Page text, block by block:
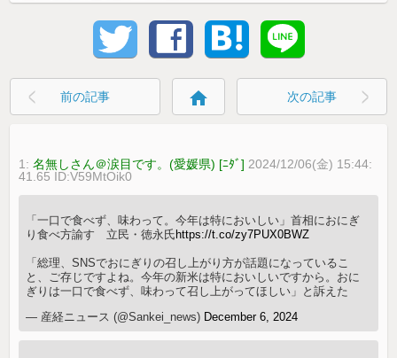
前の記事 home 次の記事
1:名無しさん＠涙目です。(愛媛県) [ﾆﾀﾞ] 2024/12/06(金) 15:44:
41.65 ID:V59MtOik0
「一口で食べず、味わって。今年は特においしい」首相におにぎ
り食べ方諭す 立民・徳永氏 https://t.co/zy7PUX0BWZ
「総理、SNSでおにぎりの召し上がり方が話題になっているこ
と、ご存じですよね。今年の新米は特においしいですから。おに
ぎりは一口で食べず、味わって召し上がってほしい」と訴えた
— 産経ニュース (@Sankei_news) December 6, 2024